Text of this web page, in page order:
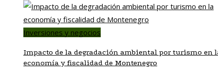
Inversiones y negocios
Impacto de la degradación ambiental por turismo en
economía y fiscalidad de Montenegro